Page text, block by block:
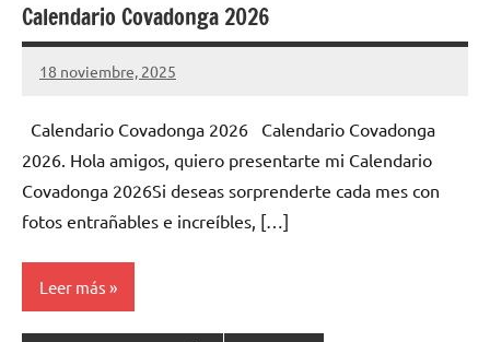
Calendario Covadonga 2026
18 noviembre, 2025
Cuidasdeti
No
comentarios
Calendario Covadonga 2026 Calendario Covadonga
2026. Hola amigos, quiero presentarte mi Calendario
Covadonga 2026Si deseas sorprenderte cada mes con
fotos entrañables e increíbles, […]
Leer más